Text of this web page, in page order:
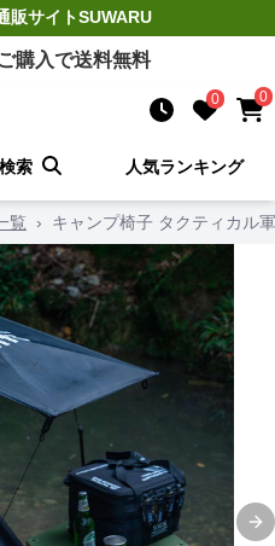
販サイトSUWARU
購入で送料無料
0 0
索 人気ランキング
覧 › キャンプ椅子 タクティカル